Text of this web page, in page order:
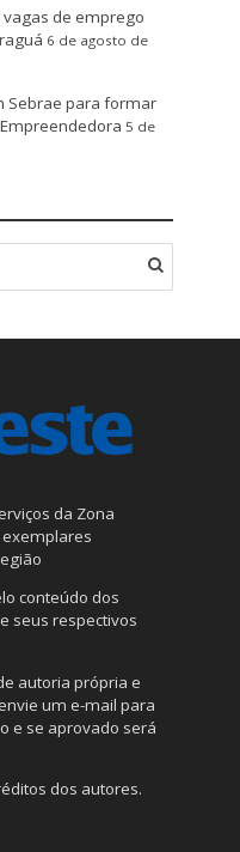
de emprego
6 de agosto de
Sebrae para formar
5 de
da Zona
conteúdo dos
seus respectivos
autoria própria e
um e-mail para
e se aprovado será
dos autores.